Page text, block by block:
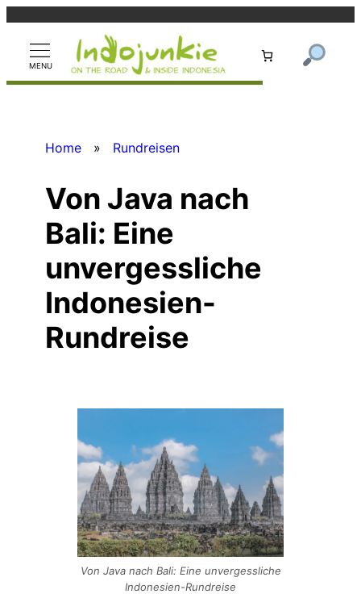
springen
Home » Rundreisen
Von Java nach
Bali: Eine
unvergessliche
Indonesien-
Rundreise
Von Java nach Bali: Eine unvergessliche
Indonesien-Rundreise